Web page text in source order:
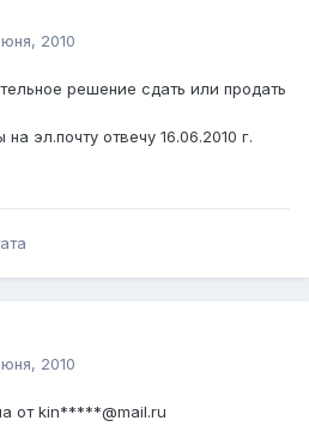
2010
решение сдать или продать
эл.почту отвечу 16.06.2010 г.
2010
от kin*****@mail.ru